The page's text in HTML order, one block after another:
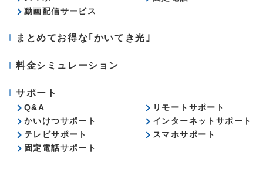
動画配信サービス
まとめてお得な｢かいてき光｣
料金シミュレーション
サポート
Q&A
リモートサポート
かいけつサポート
インターネットサポート
テレビサポート
スマホサポート
固定電話サポート